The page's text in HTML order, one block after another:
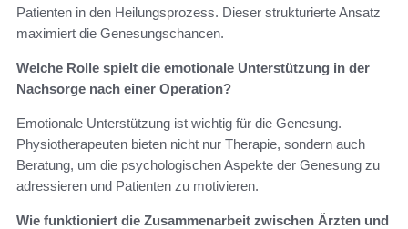
Patienten in den Heilungsprozess. Dieser strukturierte Ansatz
maximiert die Genesungschancen.
Welche Rolle spielt die emotionale Unterstützung in der
Nachsorge nach einer Operation?
Emotionale Unterstützung ist wichtig für die Genesung.
Physiotherapeuten bieten nicht nur Therapie, sondern auch
Beratung, um die psychologischen Aspekte der Genesung zu
adressieren und Patienten zu motivieren.
Wie funktioniert die Zusammenarbeit zwischen Ärzten und